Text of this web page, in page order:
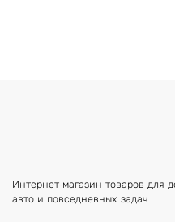
Интернет-магазин товаров для
авто и повседневных задач.